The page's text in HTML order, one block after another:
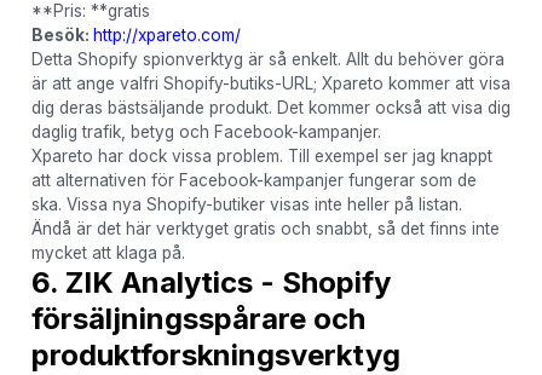
**Pris: **gratis
Besök: http://xpareto.com/
Detta Shopify spionverktyg är så enkelt. Allt du behöver göra
är att ange valfri Shopify-butiks-URL; Xpareto kommer att visa
dig deras bästsäljande produkt. Det kommer också att visa dig
daglig trafik, betyg och Facebook-kampanjer.
Xpareto har dock vissa problem. Till exempel ser jag knappt
att alternativen för Facebook-kampanjer fungerar som de
ska. Vissa nya Shopify-butiker visas inte heller på listan.
Ändå är det här verktyget gratis och snabbt, så det finns inte
mycket att klaga på.
6. ZIK Analytics - Shopify
försäljningsspårare och
produktforskningsverktyg